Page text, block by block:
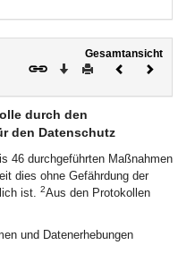
Gesamtansicht
Download
DruckenVorheriges
durch den
den Datenschutz
46 durchgeführten Maßnahmen
dies ohne Gefährdung der
ist. 2Aus den Protokollen
und Datenerhebungen